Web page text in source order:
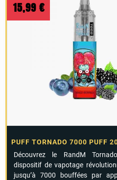
PUFF TORNADO 7000 PUFF
15,99 €
Découvrez le RandM
dispositif devapotage
jusqu’à 7000 bouffées par